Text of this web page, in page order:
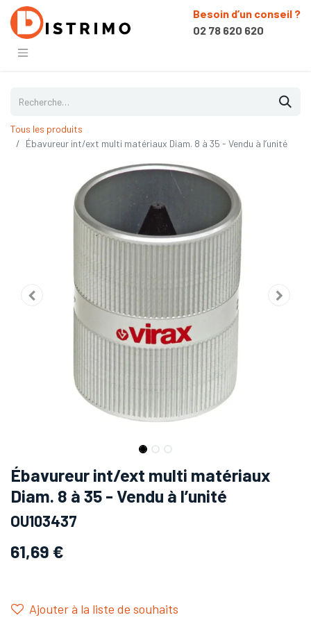
Besoin d’un conseil ?
02 78 620 620
Tous les produits
Ébavureur int/ext multi matériaux Diam. 8 à 35 - Vendu à l’unité
Ébavureur int/ext multi matériaux
Diam. 8 à 35 - Vendu à l’unité
OU103437
61,69 €
Ajouter à la liste de souhaits